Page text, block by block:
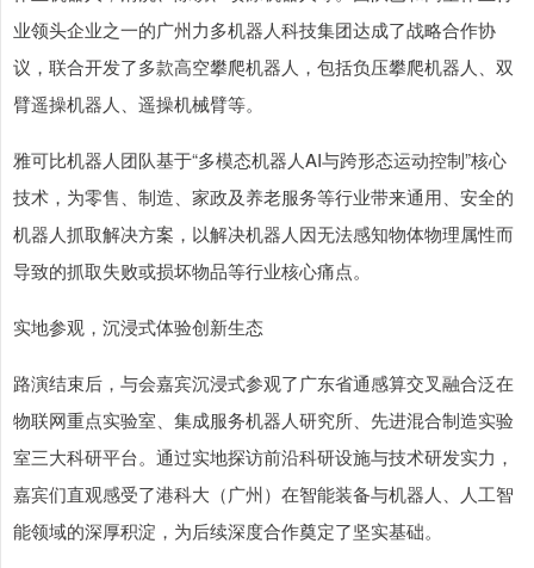
业领头企业之一的广州力多机器人科技集团达成了战略合作协
议，联合开发了多款高空攀爬机器人，包括负压攀爬机器人、双
臂遥操机器人、遥操机械臂等。
雅可比机器人团队基于“多模态机器人AI与跨形态运动控制”核心
技术，为零售、制造、家政及养老服务等行业带来通用、安全的
机器人抓取解决方案，以解决机器人因无法感知物体物理属性而
导致的抓取失败或损坏物品等行业核心痛点。
实地参观，沉浸式体验创新生态
路演结束后，与会嘉宾沉浸式参观了广东省通感算交叉融合泛在
物联网重点实验室、集成服务机器人研究所、先进混合制造实验
室三大科研平台。通过实地探访前沿科研设施与技术研发实力，
嘉宾们直观感受了港科大（广州）在智能装备与机器人、人工智
能领域的深厚积淀，为后续深度合作奠定了坚实基础。